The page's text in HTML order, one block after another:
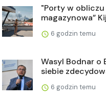
"Porty w obliczu
magazynowa”
6 godzin temu
Wasyl Bodnar o
siebie
6 godzin temu